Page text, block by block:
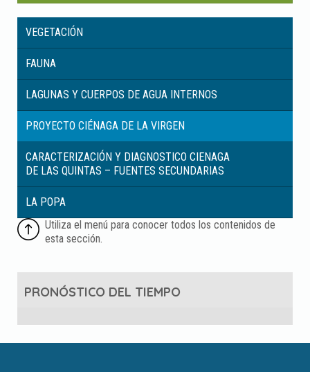
VEGETACIÓN
FAUNA
LAGUNAS Y CUERPOS DE AGUA INTERNOS
PROYECTO CIÉNAGA DE LA VIRGEN
CARACTERIZACIÓN Y DIAGNOSTICO CIENAGA
DE LAS QUINTAS – FUENTES SECUNDARIAS
LA POPA
PRONÓSTICO DEL TIEMPO